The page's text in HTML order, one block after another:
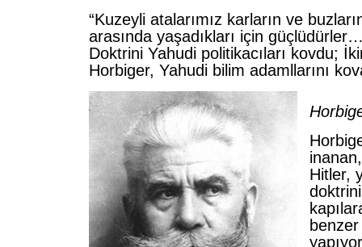
“Kuzeyli atalarımız karların ve
arasında yaşadıkları için
Doktrini Yahudi politikacıları kovdu;
Horbiger, Yahudi bilim adamllarını
Hitler,